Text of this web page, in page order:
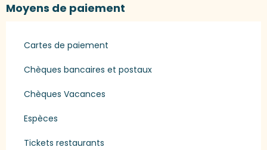
Moyens de paiement
Cartes de paiement
Chèques bancaires et postaux
Chèques Vacances
Espèces
Tickets restaurants